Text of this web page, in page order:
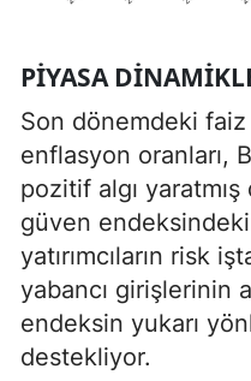
PIYASA
Son dönemdeki
enflasyon oranları,
pozitif algı
güven
yatırımcıların risk
yabancı girişlerinin
endeksin yukarı
destekliyor.